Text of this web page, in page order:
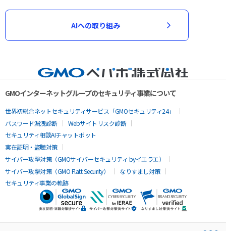
AIへの取り組み
GMOインターネットグループのセキュリティ事業について
世界初総合ネットセキュリティサービス「GMOセキュリティ24」
パスワード漏洩診断
Webサイトリスク診断
セキュリティ相談AIチャットボット
実在証明・盗聴対策
サイバー攻撃対策（GMOサイバーセキュリティ byイエラエ）
サイバー攻撃対策（GMO Flatt Security）
なりすまし対策
セキュリティ事業の軌跡